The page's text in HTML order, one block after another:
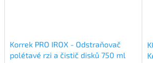
Korrek PRO IROX - Odstraňovač
polétavé rzi a čistič disků 750 ml